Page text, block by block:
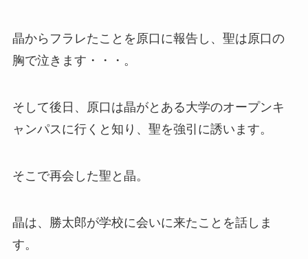
晶からフラレたことを原口に報告し、聖は原口の
胸で泣きます・・・。
そして後日、原口は晶がとある大学のオープンキ
ャンパスに行くと知り、聖を強引に誘います。
そこで再会した聖と晶。
晶は、勝太郎が学校に会いに来たことを話しま
す。